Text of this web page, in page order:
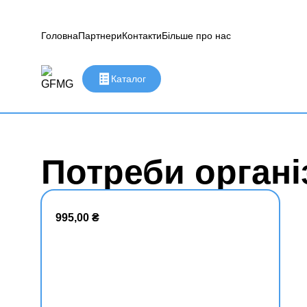
ГоловнаПартнериКонтактиБільше про нас
Каталог
Потреби
995,00 ₴